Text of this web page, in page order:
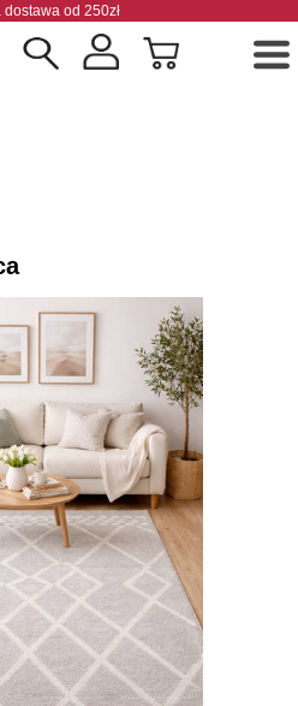
dostawa od 250zł